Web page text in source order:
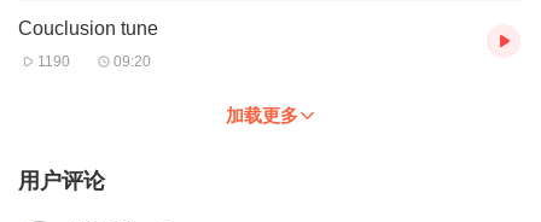
Couclusion tune
1190 09:20
加载更多
用户评论